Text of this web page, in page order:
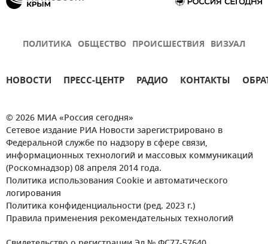
ПОЛИТИКА ОБЩЕСТВО ПРОИСШЕСТВИЯ ВИЗУАЛ
НОВОСТИ ПРЕСС-ЦЕНТР РАДИО КОНТАКТЫ
© 2026 МИА «Россия сегодня»
Сетевое издание РИА Новости зарегистрировано в
Федеральной службе по надзору в сфере связи,
информационных технологий и массовых коммуникаций
(Роскомнадзор) 08 апреля 2014 года.
Политика использования Cookie и автоматического
логирования
Политика конфиденциальности (ред. 2023 г.)
Правила применения рекомендательных технологий